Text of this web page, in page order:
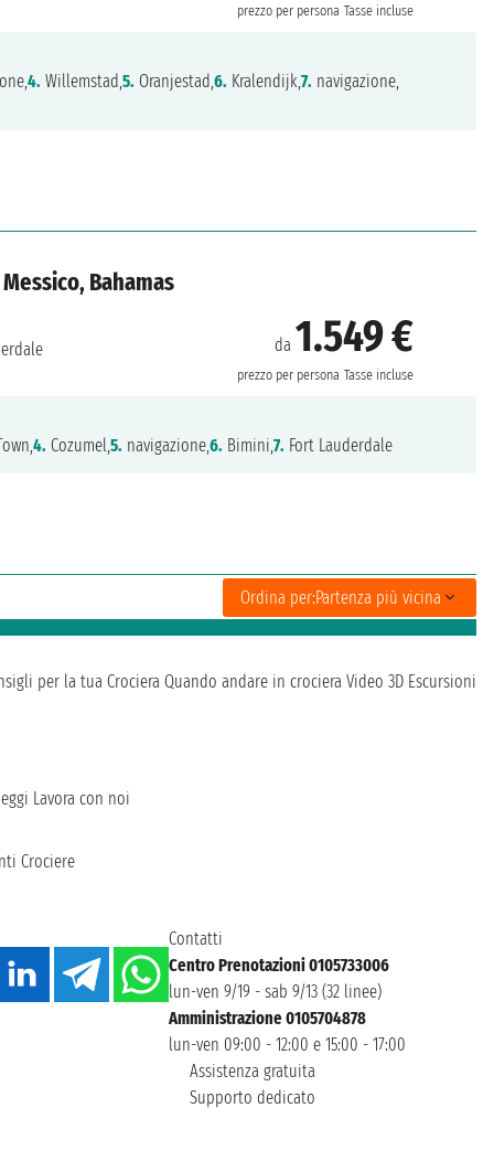
prezzo per persona Tasse incluse
4. Willemstad,5. Oranjestad,6. Kralendijk,7. navigazione,
Bahamas
da 1.549 €
prezzo per persona Tasse incluse
4. Cozumel,5. navigazione,6. Bimini,7. Fort Lauderdale
Ordina per:Partenza più vicina
per la tua Crociera Quando andare in crociera Video 3D Escursioni
Lavora con noi
Crociere
Contatti
Centro Prenotazioni 0105733006
lun-ven 9/19 - sab 9/13 (32 linee)
Amministrazione 0105704878
lun-ven 09:00 - 12:00 e 15:00 - 17:00
Assistenza gratuita
Supporto dedicato